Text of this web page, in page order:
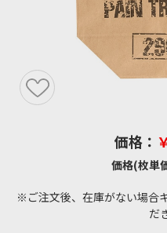
価格：
価格(枚単
※ご注文後、在庫がない場合
だ